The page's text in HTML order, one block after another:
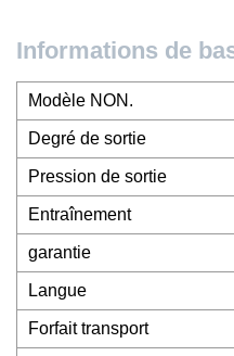
Informations de
Modèle NON.
Degré de sortie
Pression de sortie
Entraînement
garantie
Langue
Forfait transport